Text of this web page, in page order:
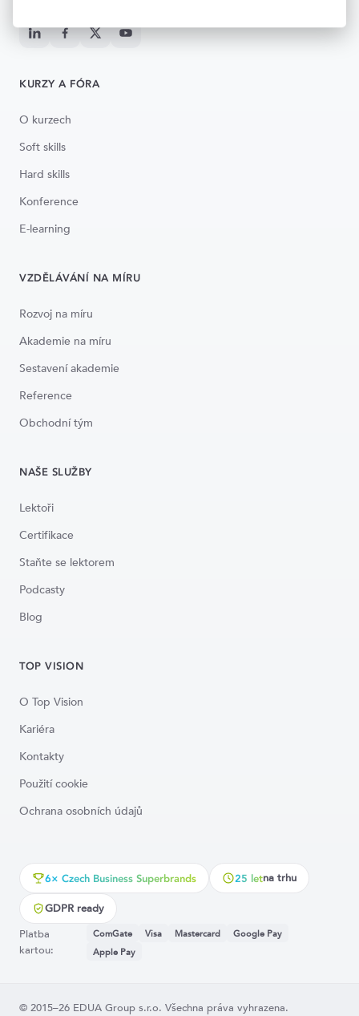
KURZY A FÓRA
O kurzech
Soft skills
Hard skills
Konference
E-learning
VZDĚLÁVÁNÍ NA MÍRU
Rozvoj na míru
Akademie na míru
Sestavení akademie
Reference
Obchodní tým
NAŠE SLUŽBY
Lektoři
Certifikace
Staňte se lektorem
Podcasty
Blog
TOP VISION
O Top Vision
Kariéra
Kontakty
Použití cookie
Ochrana osobních údajů
6× Czech Business Superbrands 25 letna trhu
GDPR ready
Platba
kartou:
ComGate Visa Mastercard
Google Pay
Apple Pay
© 2015–26 EDUA Group s.r.o. Všechna práva vyhrazena.